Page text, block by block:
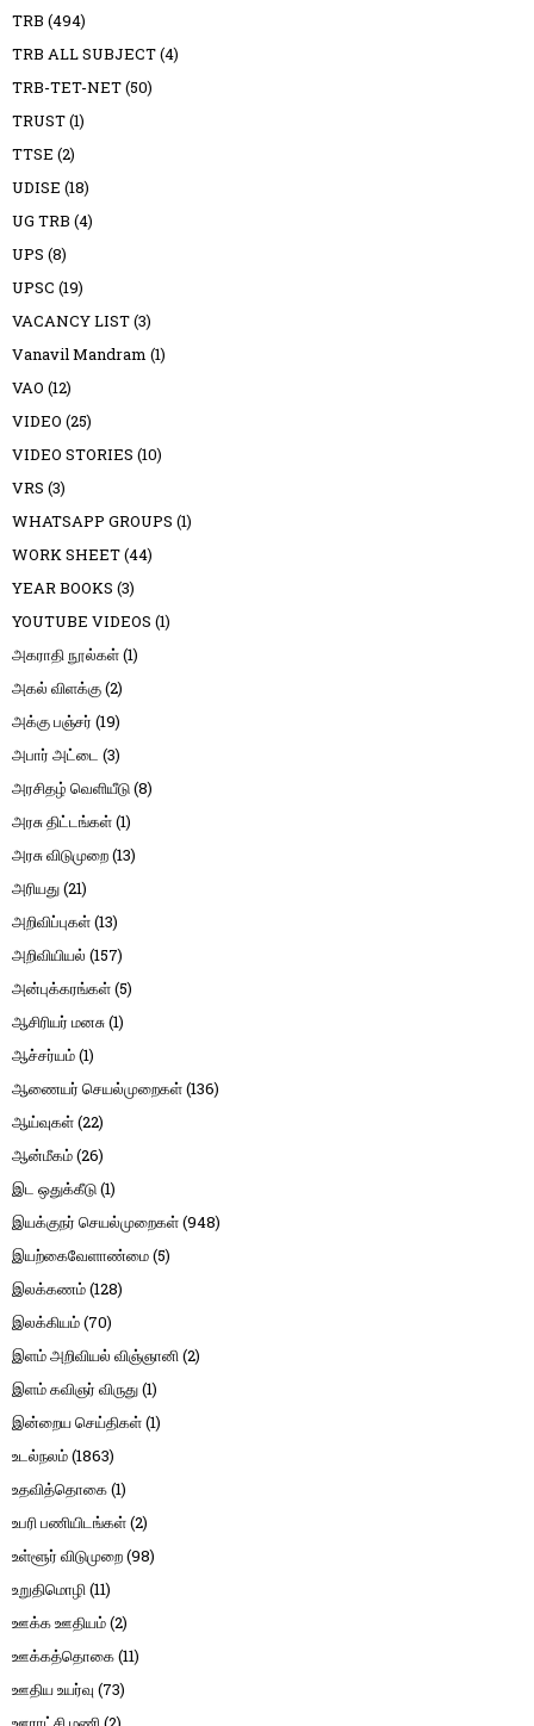
TRB (494)
TRB ALL SUBJECT(4)
TRB-TET-NET(50)
TRUST(1)
TTSE (2)
UDISE (18)
UG TRB (4)
UPS (8)
UPSC (19)
VACANCY LIST(3)
Vanavil Mandram (1)
VAO (12)
VIDEO (25)
VIDEO STORIES (10)
VRS (3)
WHATSAPP GROUPS (1)
WORK SHEET(44)
YEAR BOOKS (3)
YOUTUBE VIDEOS (1)
அகராதி நூல்கள்(1)
அகல் விளக்கு(2)
அக்கு பஞ்சர் (19)
அபார் அட்டை (3)
அரசிதழ் வெளியீடு(8)
அரசு திட்டங்கள்(1)
அரசு விடுமுறை(13)
அரியது(21)
அறிவிப்புகள்(13)
அறிவியியல் (157)
அன்புக்கரங்கள்(5)
ஆசிரியர் மனசு(1)
ஆச்சர்யம்(1)
ஆணையர் செயல்முறைகள்(136)
ஆய்வுகள்(22)
ஆன்மீகம்(26)
இட ஒதுக்கீடு(1)
இயக்குநர் செயல்முறைகள்(948)
இயற்கைவேளாண்மை(5)
இலக்கணம்(128)
இலக்கியம்(70)
இளம் அறிவியல் விஞ்ஞானி(2)
இளம் கவிஞர் விருது(1)
இன்றைய செய்திகள்(1)
உடல்நலம்(1863)
உதவித்தொகை(1)
உபரி பணியிடங்கள்(2)
உள்ளூர் விடுமுறை(98)
உறுதிமொழி(11)
ஊக்க ஊதியம்(2)
ஊக்கத்தொகை(11)
ஊதிய உயர்வு (73)